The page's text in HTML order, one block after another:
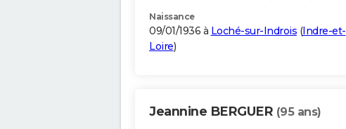
Naissance
09/01/1936 à Loché-sur-Indrois (Indre-et-
Loire)
Jeannine BERGUER (95 ans)